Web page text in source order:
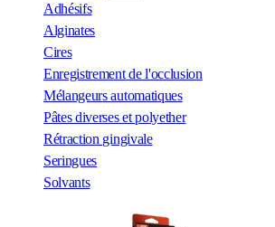
Adhésifs
Alginates
Cires
Enregistrement de l'occlusion
Mélangeurs automatiques
Pâtes diverses et polyether
Rétraction gingivale
Seringues
Solvants